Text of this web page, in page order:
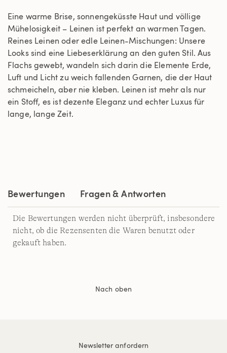
Eine warme Brise, sonnengeküsste Haut und völlige
Mühelosigkeit – Leinen ist perfekt an warmen Tagen.
Reines Leinen oder edle Leinen-Mischungen: Unsere
Looks sind eine Liebeserklärung an den guten Stil. Aus
Flachs gewebt, wandeln sich darin die Elemente Erde,
Luft und Licht zu weich fallenden Garnen, die der Haut
schmeicheln, aber nie kleben. Leinen ist mehr als nur
ein Stoff, es ist dezente Eleganz und echter Luxus für
lange, lange Zeit.
Bewertungen Fragen & Antworten
Die Bewertungen werden nicht überprüft, insbesondere
nicht, ob die Rezensenten die Waren benutzt oder
gekauft haben.
Nach oben
Newsletter anfordern